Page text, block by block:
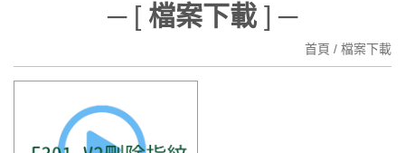
─ [ 檔案下載 ] ─
首頁 / 檔案下載